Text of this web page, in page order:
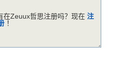
在Zeuux哲思注册吗？现在 注
！